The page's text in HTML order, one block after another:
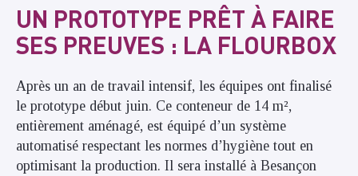
UN PROTOTYPE PRÊT À FAIRE
SES PREUVES : LA FLOURBOX
Après un an de travail intensif, les équipes ont finalisé
le prototype début juin. Ce conteneur de 14 m²,
entièrement aménagé, est équipé d’un système
automatisé respectant les normes d’hygiène tout en
optimisant la production. Il sera installé à Besançon